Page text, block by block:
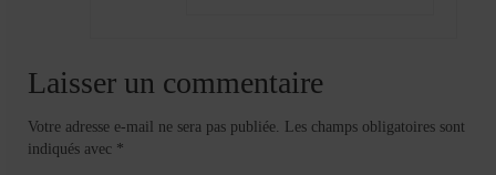
Laisser un commentaire
Votre adresse e-mail ne sera pas publiée.
Les champs obligatoires sont
indiqués avec *